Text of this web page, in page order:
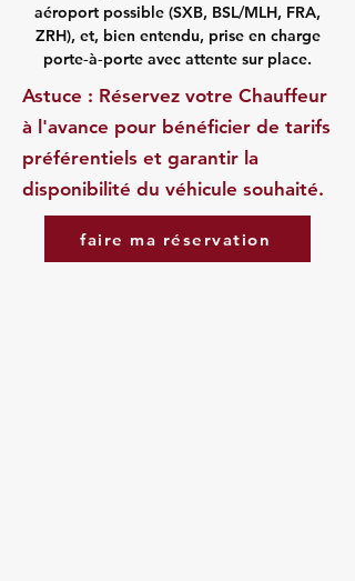
aéroport possible (SXB, BSL/MLH, FRA,
ZRH), et, bien entendu, prise en charge
porte‑à‑porte avec attente sur place.
Astuce : Réservez votre Chauffeur
à l'avance pour bénéficier de tarifs
préférentiels et garantir la
disponibilité du véhicule souhaité.
faire ma réservation